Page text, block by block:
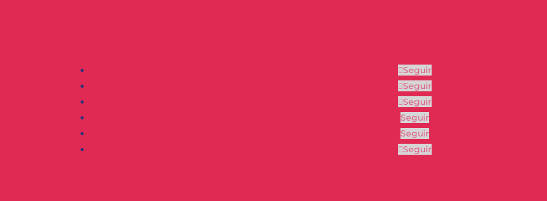
Seguir
Seguir
Seguir
Seguir
Seguir
Seguir